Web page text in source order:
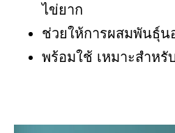
ไข่ยาก
ช่วยให้การผสมพันธุ์น
พร้อมใช้ เหมาะสำห